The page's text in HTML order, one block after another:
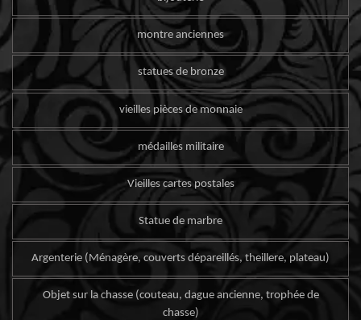
montre anciennes
statues de bronze
vieilles pièces de monnaie
médailles militaire
Vieilles cartes postales
Statue de marbre
Argenterie (Ménagère, couverts dépareillés, theillere, plateau)
Objet sur la chasse (couteau, dague ancienne, trophée de
chasse)